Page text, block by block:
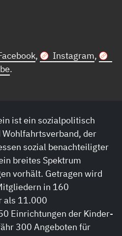
, Instagram,
.
ist ein sozialpolitisch
der
sozial benachteiligter
breites Spektrum
vorhält. Getragen wird
in 160
als 11.000
Einrichtungen der Kinder-
300 Angeboten für